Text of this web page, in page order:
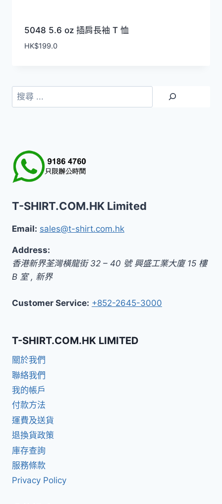
5048 5.6 oz 插肩長袖 T 恤
HK$199.0
搜
尋
T-SHIRT.COM.HK Limited
Email: sales@t-shirt.com.hk
Address:
香港新界荃灣橫龍街 32 – 40 號 興盛工業大廈 15 樓
B 室, 新界
Customer Service: +852-2645-3000
T-SHIRT.COM.HK LIMITED
關於我們
聯絡我們
我的帳戶
付款方法
運費及送貨
退換貨政策
庫存查詢
服務條款
Privacy Policy